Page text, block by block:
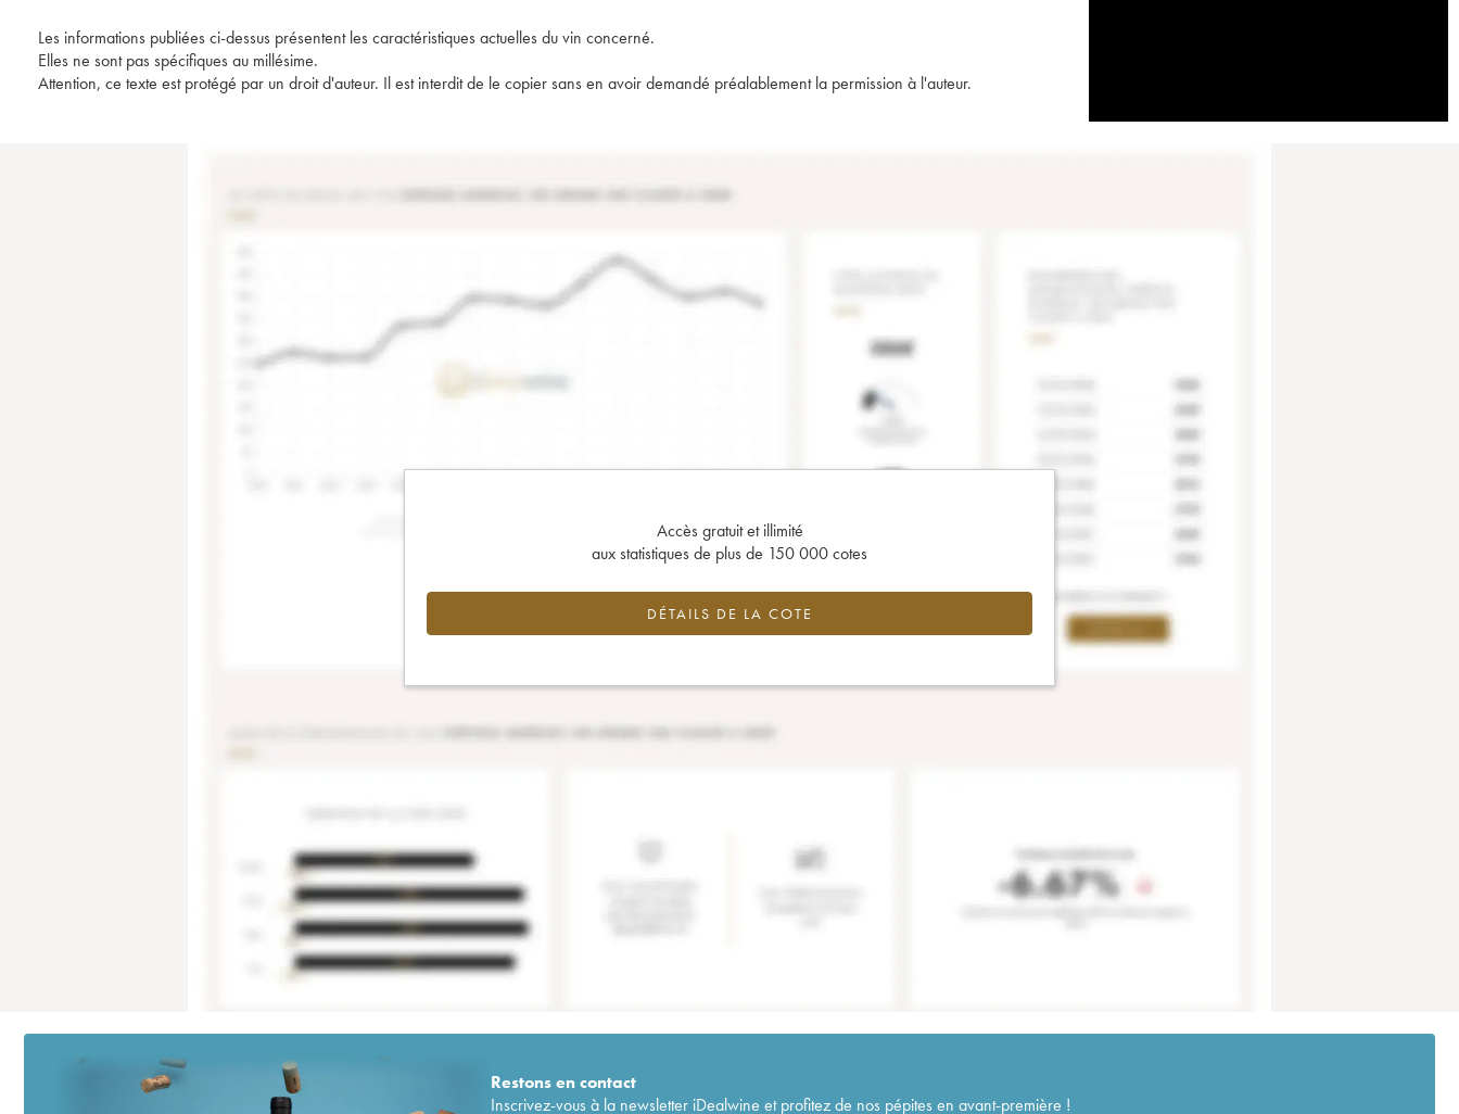
Les informations publiées ci-dessus présentent les caractéristiques actuelles du vin concerné.
Elles ne sont pas spécifiques au millésime.
Attention, ce texte est protégé par un droit d'auteur. Il est interdit de le copier sans en avoir demandé préalablement la permission à l'auteur.
Accès gratuit et illimité
aux statistiques de plus de 150 000 cotes
DÉTAILS DE LA COTE
Restons encontact
Inscrivez-vous à la newsletter iDealwine et profitez de nos pépites en avant-première !